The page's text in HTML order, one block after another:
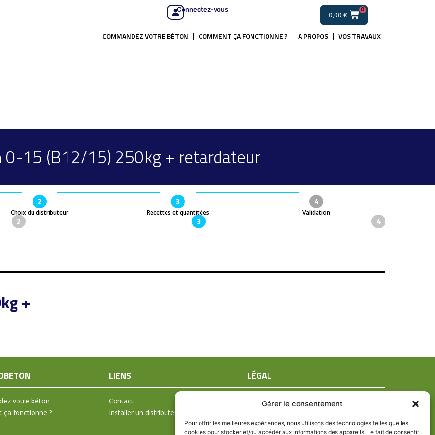
Gérer le consentement
Pour offrir les meilleures expériences, nous utilisons des technologies telles que les
cookies pour stocker et/ou accéder aux informations des appareils. Le fait de consentir
Connectez-vous
0,00 €
0
COMMANDEZ VOTRE BÉTON COMMENT ÇA FONCTIONNE ? A PROPOS VOS TRAVAUX
0-15 (B12/15) 250kg + retardateur
2
Choix du distributeur
3
Recettes et quantitées
4
Validation
2 3 4
+
votre béton
ça fonctionne ?
LIENS
Contact
Installer un distributeur
LÉGAL
Mentions légales
Politique de confidentialité